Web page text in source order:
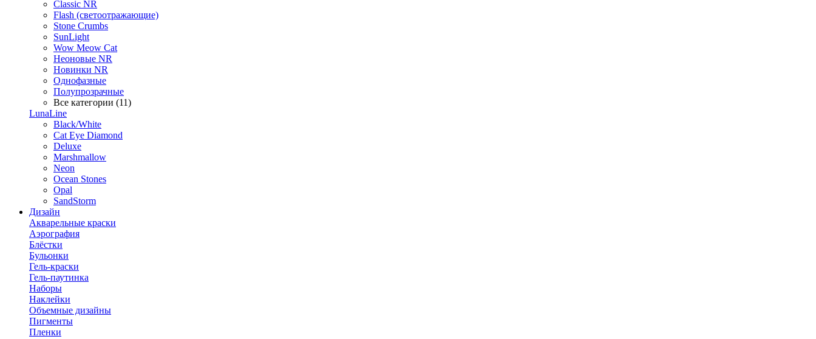
Classic NR
Flash (светоотражающие)
Stone Crumbs
SunLight
Wow Meow Cat
Неоновые NR
Новинки NR
Однофазные
Полупрозрачные
Все категории (11)
LunaLine
Black/White
Cat Eye Diamond
Deluxe
Marshmallow
Neon
Ocean Stones
Opal
SandStorm
Дизайн
Акварельные краски
Аэрография
Блёстки
Бульонки
Гель-краски
Гель-паутинка
Наборы
Наклейки
Объемные дизайны
Пигменты
Пленки